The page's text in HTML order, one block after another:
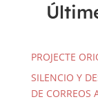
PROJECTE
SILENCIO Y
DE CORREOS